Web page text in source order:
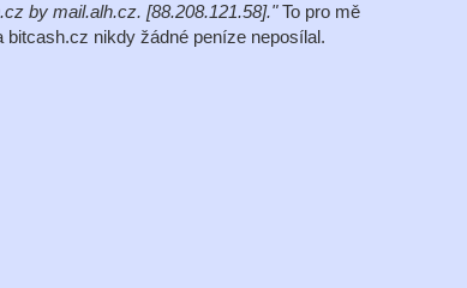
by mail.alh.cz. [88.208.121.58]."To pro mě
nikdy žádné peníze neposílal.